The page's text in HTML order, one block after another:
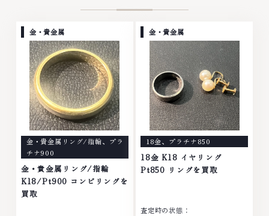
金・貴金属
金・貴金属リング/指輪、 プラ
チナ900
金・貴金属リング/指輪
K18/Pt900 コンビリングを
買取
金・貴金属
18金、 プラチナ850
18金 K18 イヤリング
Pt850 リングを買取
査定時の状態：